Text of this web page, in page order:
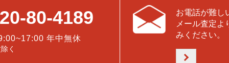
80-4189
年中無休
く
お電話が難し
メール査定よ
みください。